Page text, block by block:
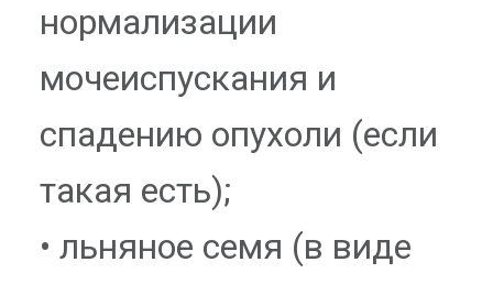
нормализации
мочеиспускания и
спадению опухоли (если
такая есть);
• льняное семя (в виде